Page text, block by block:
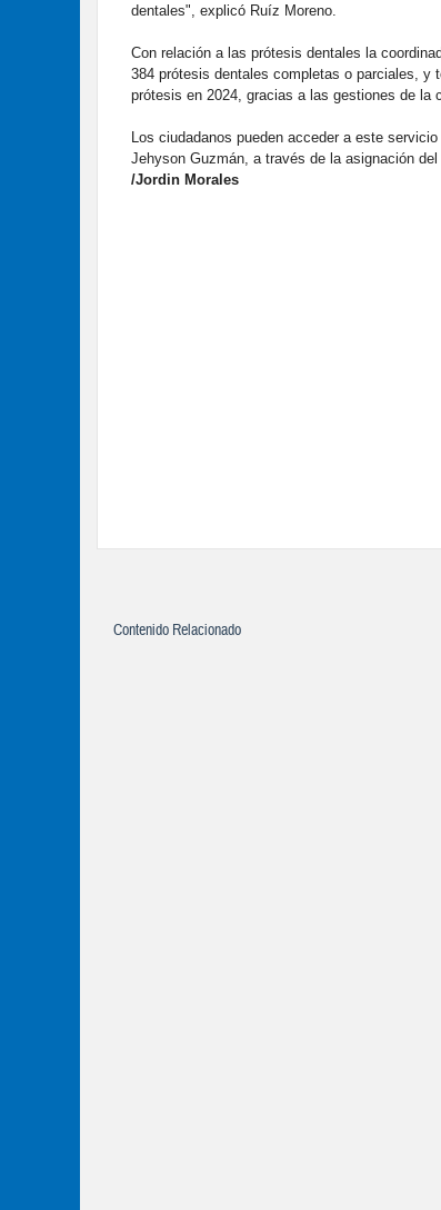
dentales", explicó Ruíz Moreno.
Con relación a las prótesis dentales la
384 prótesis dentales completas o parciales, y
prótesis en 2024, gracias a las gestiones de la
Los ciudadanos pueden acceder a este
Jehyson Guzmán, a través de la asignación
/Jordin Morales
Contenido Relacionado